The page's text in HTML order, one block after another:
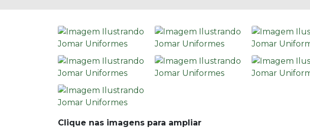
Clique nas imagens para ampliar